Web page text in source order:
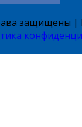
защищены |